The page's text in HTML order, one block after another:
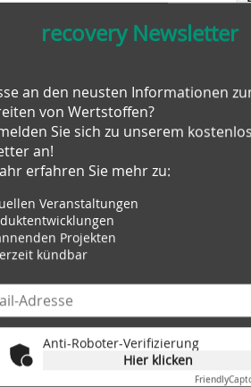
können auch mit einer
werden dann an ein
partnerschaftliche
GmbH aus Deutschland
Die
Slowenien als Fachfirma für
inklusive Elektrik,
worden. Die Firma
Kunden ausgeliehen. Zum
werden und zum
bevor eine stationäre und
recovery Newsletter
an den neusten Informationen
von Wertstoffen?
Sie sich zu unserem
an!
erfahren Sie mehr zu:
Veranstaltungen
Projekten
kündbar
Anti-Roboter-Verifizierung
Hier klicken
Friendly